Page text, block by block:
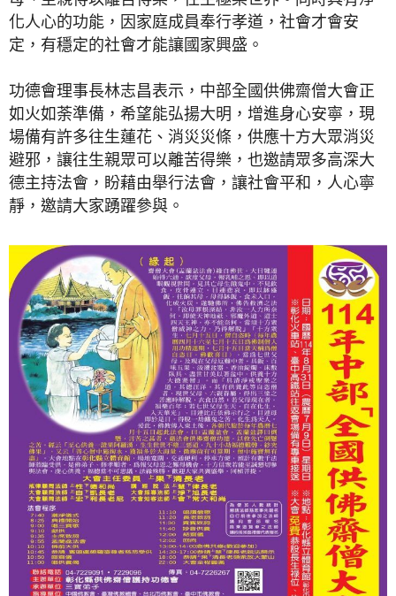
化人心的功能，因家庭成員奉行孝道，社會才會安
定，有穩定的社會才能讓國家興盛。
功德會理事長林志昌表示，中部全國供佛齋僧大會正
如火如荼準備，希望能弘揚大明，增進身心安寧，現
場備有許多往生蓮花、消災災條，供應十方大眾消災
避邪，讓往生親眾可以離苦得樂，也邀請眾多高深大
德主持法會，盼藉由舉行法會，讓社會平和，人心寧
靜，邀請大家踴躍參與。